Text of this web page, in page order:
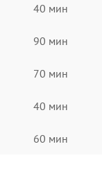
40 мин
90 мин
70 мин
40 мин
60 мин